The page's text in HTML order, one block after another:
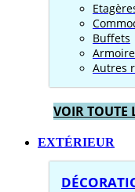
Buffets
Autres
VOIR TOUTE
EXTÉRIEUR